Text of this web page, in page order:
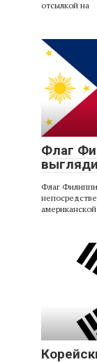
отсылкой на
Флаг
Флаг